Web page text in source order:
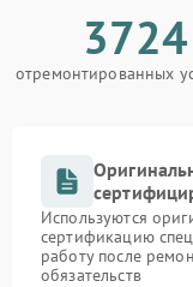
3724
отремонтированных
Используются
сертификацию
работу после
обязательств